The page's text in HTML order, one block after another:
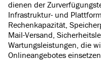
dienen der
Infrastruktur- und
Rechenkapazität,
Mail-Versand,
Wartungsleistungen, die
Onlineangebotes